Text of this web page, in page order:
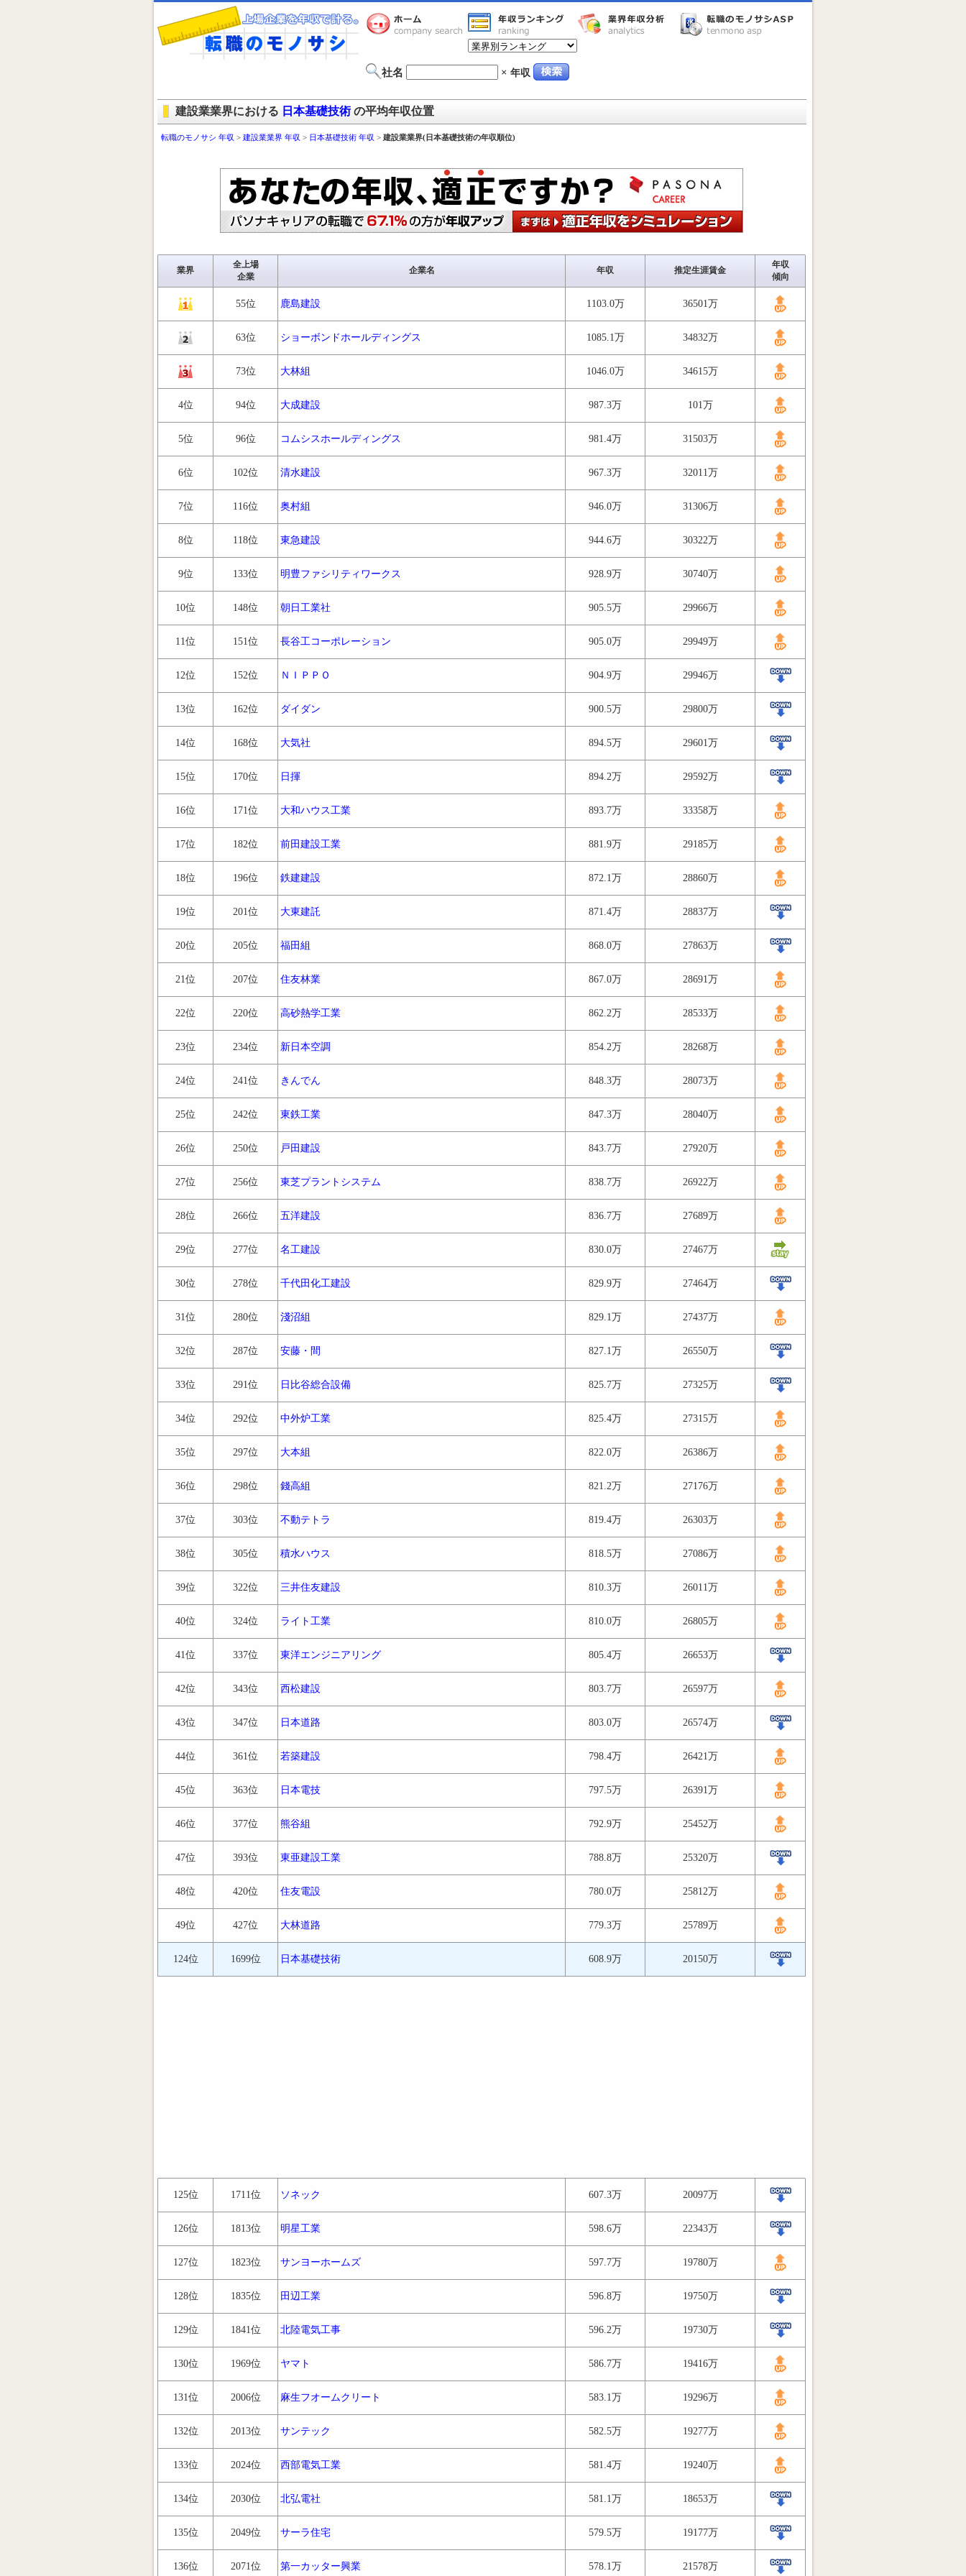
社名 × 年収
建設業業界における 日本基礎技術の平均年収位置
転職のモノサシ 年収 > 建設業業界 年収 > 日本基礎技術 年収 > 建設業業界(日本基礎技術の年収順位)
業界
全上場
企業
企業名 年収 推定生涯賃金
年収
傾向
55位 鹿島建設 1103.0万 36501万
63位 ショーボンドホールディングス 1085.1万 34832万
73位 大林組 1046.0万 34615万
4位 94位 大成建設 987.3万 101万
5位 96位 コムシスホールディングス 981.4万 31503万
6位 102位 清水建設 967.3万 32011万
7位 116位 奥村組 946.0万 31306万
8位 118位 東急建設 944.6万 30322万
9位 133位 明豊ファシリティワークス 928.9万 30740万
10位 148位 朝日工業社 905.5万 29966万
11位 151位 長谷工コーポレーション 905.0万 29949万
12位 152位 ＮＩＰＰＯ 904.9万 29946万
13位 162位 ダイダン 900.5万 29800万
14位 168位 大気社 894.5万 29601万
15位 170位 日揮 894.2万 29592万
16位 171位 大和ハウス工業 893.7万 33358万
17位 182位 前田建設工業 881.9万 29185万
18位 196位 鉄建建設 872.1万 28860万
19位 201位 大東建託 871.4万 28837万
20位 205位 福田組 868.0万 27863万
21位 207位 住友林業 867.0万 28691万
22位 220位 高砂熱学工業 862.2万 28533万
23位 234位 新日本空調 854.2万 28268万
24位 241位 きんでん 848.3万 28073万
25位 242位 東鉄工業 847.3万 28040万
26位 250位 戸田建設 843.7万 27920万
27位 256位 東芝プラントシステム 838.7万 26922万
28位 266位 五洋建設 836.7万 27689万
29位 277位 名工建設 830.0万 27467万
30位 278位 千代田化工建設 829.9万 27464万
31位 280位 淺沼組 829.1万 27437万
32位 287位 安藤・間 827.1万 26550万
33位 291位 日比谷総合設備 825.7万 27325万
34位 292位 中外炉工業 825.4万 27315万
35位 297位 大本組 822.0万 26386万
36位 298位 錢高組 821.2万 27176万
37位 303位 不動テトラ 819.4万 26303万
38位 305位 積水ハウス 818.5万 27086万
39位 322位 三井住友建設 810.3万 26011万
40位 324位 ライト工業 810.0万 26805万
41位 337位 東洋エンジニアリング 805.4万 26653万
42位 343位 西松建設 803.7万 26597万
43位 347位 日本道路 803.0万 26574万
44位 361位 若築建設 798.4万 26421万
45位 363位 日本電技 797.5万 26391万
46位 377位 熊谷組 792.9万 25452万
47位 393位 東亜建設工業 788.8万 25320万
48位 420位 住友電設 780.0万 25812万
49位 427位 大林道路 779.3万 25789万
124位 1699位 日本基礎技術 608.9万 20150万
125位 1711位 ソネック 607.3万 20097万
126位 1813位 明星工業 598.6万 22343万
127位 1823位 サンヨーホームズ 597.7万 19780万
128位 1835位 田辺工業 596.8万 19750万
129位 1841位 北陸電気工事 596.2万 19730万
130位 1969位 ヤマト 586.7万 19416万
131位 2006位 麻生フオームクリート 583.1万 19296万
132位 2013位 サンテック 582.5万 19277万
133位 2024位 西部電気工業 581.4万 19240万
134位 2030位 北弘電社 581.1万 18653万
135位 2049位 サーラ住宅 579.5万 19177万
136位 2071位 第一カッター興業 578.1万 21578万